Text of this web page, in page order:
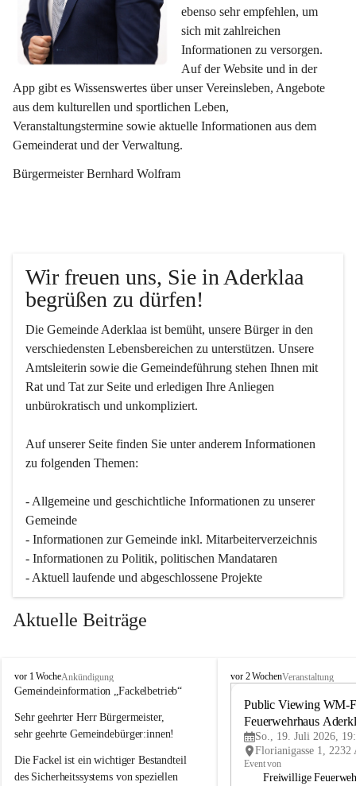
ebenso sehr empfehlen, um
sich mit zahlreichen
Informationen zu versorgen.
Auf der Website und in der
App gibt es Wissenswertes über unser Vereinsleben, Angebote
aus dem kulturellen und sportlichen Leben,
Veranstaltungstermine sowie aktuelle Informationen aus dem
Gemeinderat und der Verwaltung.
Bürgermeister Bernhard Wolfram
Wir freuen uns, Sie in Aderklaa
begrüßen zu dürfen!
Die Gemeinde Aderklaa ist bemüht, unsere Bürger in den
verschiedensten Lebensbereichen zu unterstützen. Unsere
Amtsleiterin sowie die Gemeindeführung stehen Ihnen mit
Rat und Tat zur Seite und erledigen Ihre Anliegen
unbürokratisch und unkompliziert.
Auf unserer Seite finden Sie un­ter an­de­rem Informationen
zu folgenden Themen:
- Allgemeine und geschichtliche Informationen zu unserer
Gemeinde
- Informationen zur Gemeinde inkl. Mitarbeiterverzeichnis
- Informationen zu Politik, politischen Mandataren
- Aktuell laufende und abgeschlossene Projekte
Aktuelle Beiträge
A
d
r
k
a
a
vor 1 WocheAnkündigung
Gemeindeinformation „Fackelbetrieb“
Sehr geehrter Herr Bürgermeister,
sehr geehrte Gemeindebürger:innen!
Die Fackel ist ein wichtiger Bestandteil
des Sicherheitssystems von speziellen
A
vor 2 WochenVeranstaltung
Public Viewing WM-
Feuerwehrhaus
So., 19. Juli 2026,
Event von
Freiwillige